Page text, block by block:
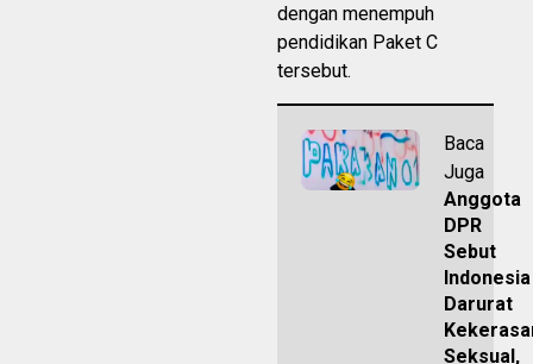
dengan menempuh
pendidikan Paket C
tersebut.
Baca
Juga
Anggota
DPR
Sebut
Indonesia
Darurat
Seksual,